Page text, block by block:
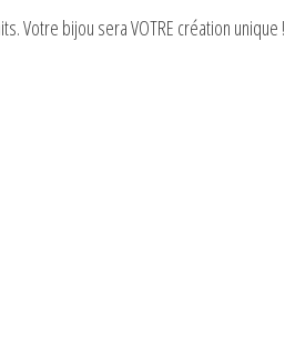
Votre bijou sera VOTRE création unique !